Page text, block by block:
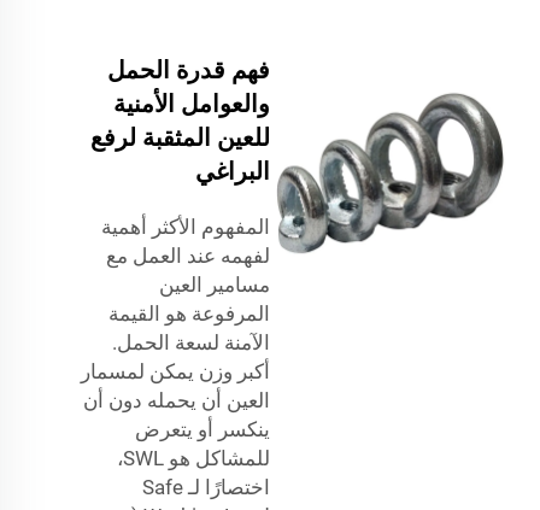
فهم قدرة الحمل
والعوامل الأمنية
للعين المثقبة لرفع
البراغي
المفهوم الأكثر أهمية
لفهمه عند العمل مع
مسامير العين
المرفوعة هو القيمة
الآمنة لسعة الحمل.
أكبر وزن يمكن لمسمار
العين أن يحمله دون أن
ينكسر أو يتعرض
للمشاكل هو SWL،
اختصارًا لـ Safe